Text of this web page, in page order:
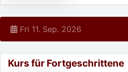
Fri 11. Sep. 2026
Kurs für Fortgeschrittene